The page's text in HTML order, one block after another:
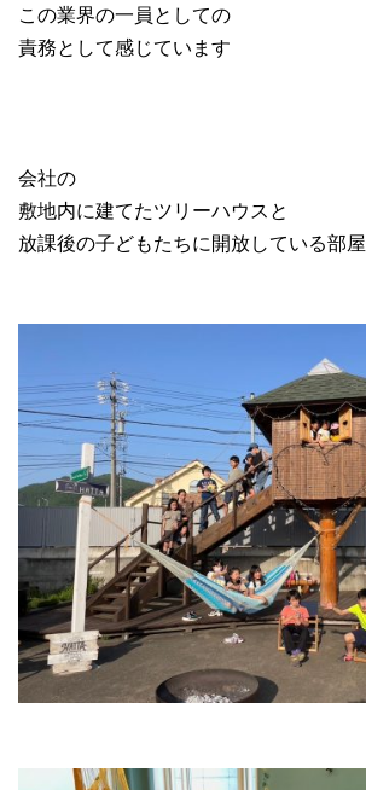
この業界の一員としての
責務として感じています
会社の
敷地内に建てたツリーハウスと
放課後の子どもたちに開放している部屋